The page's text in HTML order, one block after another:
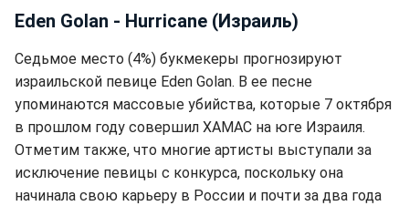
Eden Golan - Hurricane (Израиль)
Седьмое место (4%) букмекеры прогнозируют
израильской певице Eden Golan. В ее песне
упоминаются массовые убийства, которые 7 октября
в прошлом году совершил ХАМАС на юге Израиля.
Отметим также, что многие артисты выступали за
исключение певицы с конкурса, поскольку она
начинала свою карьеру в России и почти за два года